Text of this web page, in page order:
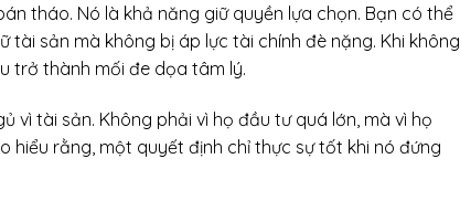
tháo. Nó là khả năng giữ quyền lựa chọn. Bạn có thể
sản mà không bị áp lực tài chính đè nặng. Khi không
trở thành mối đe dọa tâm lý.
vì tài sản. Không phải vì họ đầu tư quá lớn, mà vì họ
hiểu rằng, một quyết định chỉ thực sự tốt khi nó đứng